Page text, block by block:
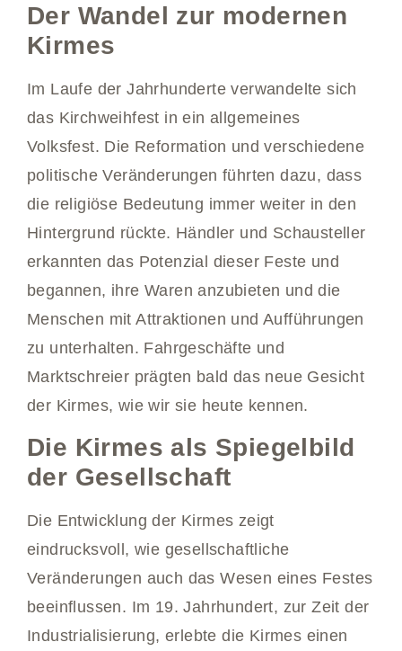
Der Wandel zur modernen
Kirmes
Im Laufe der Jahrhunderte verwandelte sich
das Kirchweihfest in ein allgemeines
Volksfest. Die Reformation und verschiedene
politische Veränderungen führten dazu, dass
die religiöse Bedeutung immer weiter in den
Hintergrund rückte. Händler und Schausteller
erkannten das Potenzial dieser Feste und
begannen, ihre Waren anzubieten und die
Menschen mit Attraktionen und Aufführungen
zu unterhalten. Fahrgeschäfte und
Marktschreier prägten bald das neue Gesicht
der Kirmes, wie wir sie heute kennen.
Die Kirmes als Spiegelbild
der Gesellschaft
Die Entwicklung der Kirmes zeigt
eindrucksvoll, wie gesellschaftliche
Veränderungen auch das Wesen eines Festes
beeinflussen. Im 19. Jahrhundert, zur Zeit der
Industrialisierung, erlebte die Kirmes einen